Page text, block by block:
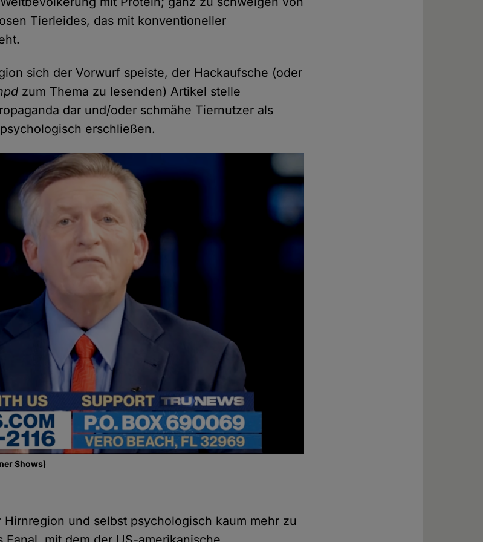
Tierleides, das mit konventioneller
sich der Vorwurf speiste, der Hackaufsche (oder
zum Thema zu lesenden) Artikel stelle
dar und/oder schmähe Tiernutzer als
erschließen.
Shows)
und selbst psychologisch kaum mehr zu